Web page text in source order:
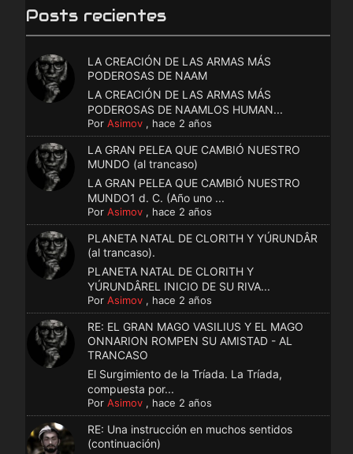
Posts recientes
LA CREACIÓN DE LAS ARMAS MÁS
PODEROSAS DE NAAM
LA CREACIÓN DE LAS ARMAS MÁS
PODEROSAS DE NAAMLOS HUMAN...
Por Asimov, hace 2 años
LA GRAN PELEA QUE CAMBIÓ NUESTRO
MUNDO (al trancaso)
LA GRAN PELEA QUE CAMBIÓ NUESTRO
MUNDO1 d. C. (Año uno ...
Por Asimov, hace 2 años
PLANETA NATAL DE CLORITH Y YÚRUNDÂR
(al trancaso).
PLANETA NATAL DE CLORITH Y
YÚRUNDÂREL INICIO DE SU RIVA...
Por Asimov, hace 2 años
RE: EL GRAN MAGO VASILIUS Y EL MAGO
ONNARION ROMPEN SU AMISTAD - AL
TRANCASO
El Surgimiento de la Tríada. La Tríada,
compuesta por...
Por Asimov, hace 2 años
RE: Una instrucción en muchos sentidos
(continuación)